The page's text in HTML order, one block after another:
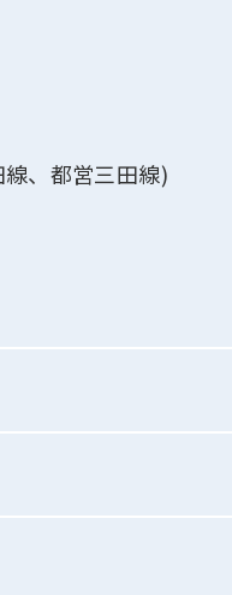
、都営三田線)